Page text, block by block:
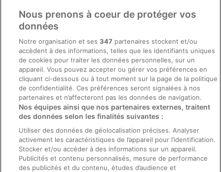
Avis vérifié
8/10 Bien
Jason
6 mai 2015
Les points forts : Propreté et personnel et service
Traduire avec Google
Fine for a night's rest for a Sal stopover
Excellent value for money, a great place to stay if you
just want to disengage your brain for a night. Food is
excellent, and there's lots going on... but remember it's
an institutionalised environment with everyone behind a
fence (it's hard to even glimpse the beach), so can feel a
bit like boarding school rather than a hotel at times. Very
friendly staff, lovely entrance area and nice pool (even if
a little crowded).
Afficher plus
1
Nous prenons à coeur de protéger vos
données
Notre organisation et ses347 partenaires stockent et/ou
accèdent à des informations, telles que les identifiants uniques
de cookies pour traiter les données personnelles, sur un
appareil. Vous pouvez accepter ou gérer vos préférences en
cliquant ci-dessous ou à tout moment sur la page de la politique
de confidentialité. Ces préférences seront signalées à nos
partenaires et n’affecteront pas les données de navigation.
Nos équipes ainsi que nos partenaires externes, traitent
des données selon les finalités suivantes :
Utiliser des données de géolocalisation précises. Analyser
activement les caractéristiques de l’appareil pour l’identification.
Stocker et/ou accéder à des informations sur un appareil.
Publicités et contenu personnalisés, mesure de performance
des publicités et du contenu, études d’audience et